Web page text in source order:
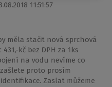
11:51:57
měla stačit nová sprchová
kč bez DPH za 1ks
na vodu nevíme co
proto prosím
Zaslat můžeme